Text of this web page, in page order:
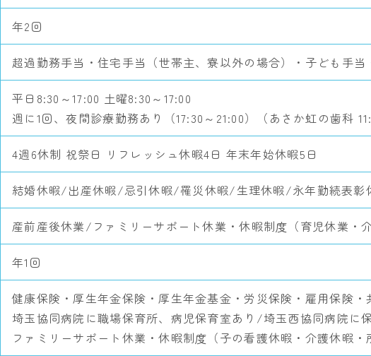
年2回
超過勤務手当・住宅手当（世帯主、寮以外の場合）・子ども手当
平日8:30～17:00 土曜8:30～17:00
週に1回、夜間診療勤務あり（17:30～21:00）（あさか虹の歯科
4週6休制 祝祭日 リフレッシュ休暇4日 年末年始休暇5日
結婚休暇/出産休暇/忌引休暇/罹災休暇/生理休暇/永年勤続表彰
産前産後休業/ファミリーサポート休業・休暇制度（育児休業・
年1回
健康保険・厚生年金保険・厚生年金基金・労災保険・雇用保険・
埼玉協同病院に職場保育所、病児保育室あり/埼玉西協同病院に
ファミリーサポート休業・休暇制度（子の看護休暇・介護休暇・